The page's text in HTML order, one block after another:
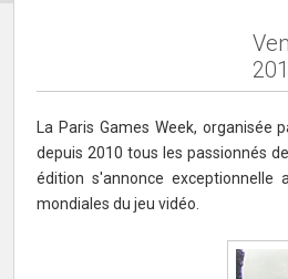
La Paris Games Week, organisée
depuis 2010 tous les passionnés
édition s'annonce
mondiales du jeu vidéo.